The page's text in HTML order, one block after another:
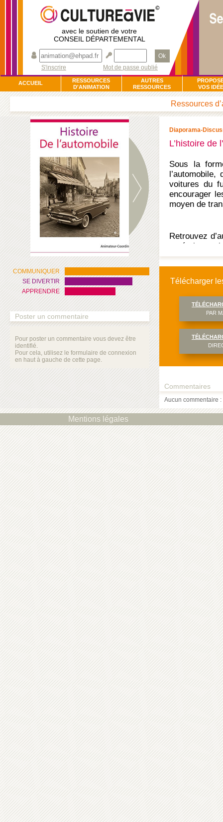
avec le soutien de votre
CONSEIL DÉPARTEMENTAL
Ok
S'inscrire
Mot de passe oublié
ACCUEIL
RESSOURCES
D'ANIMATION
AUTRES
RESSOURCES
VOS
Ressources
COMMUNIQUER
SE DIVERTIR
APPRENDRE
Poster un commentaire
Pour poster un commentaire vous devez être
identifié.
Pour cela, utilisez le formulaire de connexion
en haut à gauche de cette page.
Diaporama-
L’histoire de
Sous la
voitures du
encourager
moyen de
Retrouvez
en écrivant
clés.
Télécharger
PAR
Commentaires
Aucun commentaire
Mentions légales